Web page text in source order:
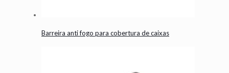
Barreira anti fogo para cobertura de caixas